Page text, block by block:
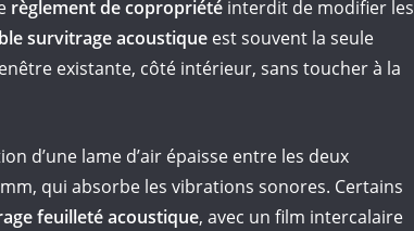
règlement de copropriété interdit de modifier les
survitrage acoustique est souvent la seule
existante, côté intérieur, sans toucher à la
d’une lame d’air épaisse entre les deux
qui absorbe les vibrations sonores. Certains
feuilleté acoustique, avec un film intercalaire